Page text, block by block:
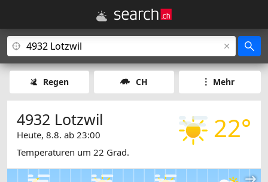
Regen CH Mehr
22°
4932 Lotzwil
Heute, 8.8. ab 23:00
Temperaturen um 22 Grad.